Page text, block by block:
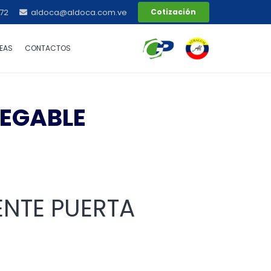
aldoca@aldoca.com.ve Cotización
CONTACTOS
PUERTA